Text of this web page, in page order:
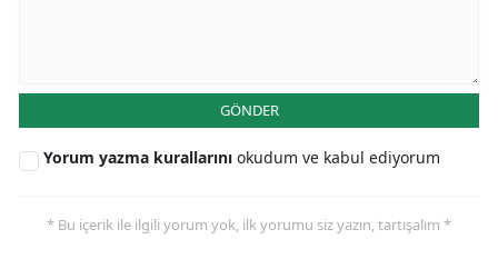
GÖNDER
Yorum yazma kurallarını okudum ve kabul ediyorum
* Bu içerik ile ilgili yorum yok, ilk yorumu siz yazın, tartışalım *